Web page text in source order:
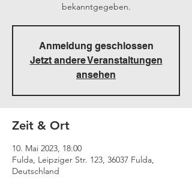
bekanntgegeben.
Anmeldung geschlossen
Jetzt andere Veranstaltungen
ansehen
Zeit & Ort
10. Mai 2023, 18:00
Fulda, Leipziger Str. 123, 36037 Fulda,
Deutschland